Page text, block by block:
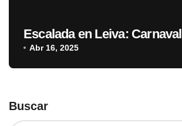
Escalada en Leiva: Carnaval
Abr 16, 2025
Buscar